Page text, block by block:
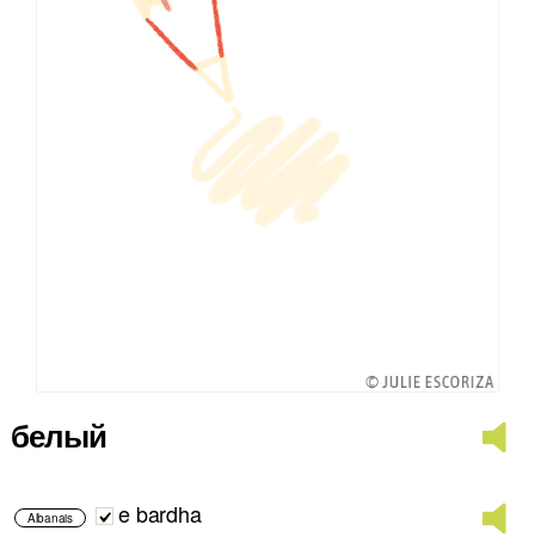
белый
Albanais e bardha